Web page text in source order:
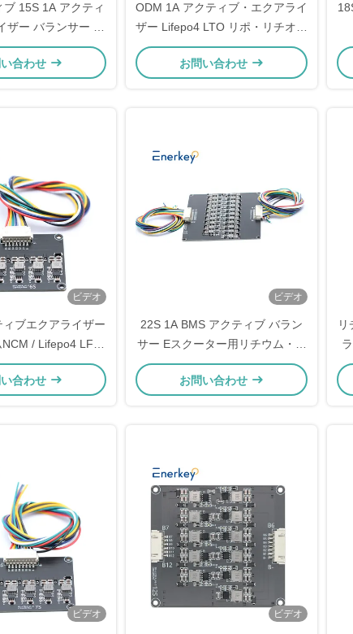
ブ 15S 1A アクティ
ザー バランサー 掃
ポ4 リチウムイオン
リーパック
合わせ
ODM 1A アクティブ・エクアライ
ザー Lifepo4 LTO リポ・リチオン
16s バッテリー・パック バラン
サー
お問い合わせ
ビデオ
ブエクアライザー
/ Lifepo4 LFP
リーバランサー
合わせ
ビデオ
22S 1A BMS アクティブ バラン
サー Eスクーター用リチウム・ア
イオンライフポ4 バッテリー均衡
器
お問い合わせ
ビデオ ビデオ